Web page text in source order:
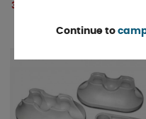
339 kr
Continue to